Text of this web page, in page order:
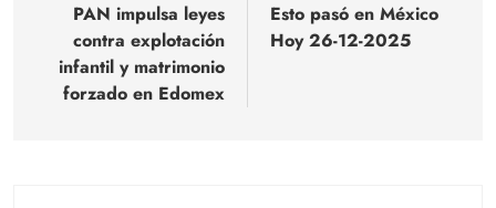
entradas
PAN impulsa leyes
contra explotación
infantil y matrimonio
forzado en Edomex
Esto pasó en México
Hoy 26-12-2025